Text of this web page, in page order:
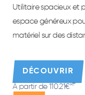
Utilitaire spacieux et
espace généreux
matériel sur des
DÉCOUVRIR
À partir de 110.21€ HT*